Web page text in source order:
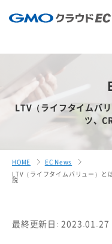
LTV（ライフタイムバ
ツ、
HOME
EC News
LTV（ライフタイムバリュー）と
説
最終更新日: 2023.01.27